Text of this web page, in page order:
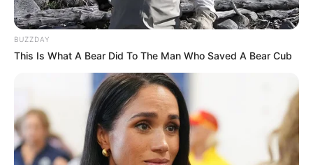
BUZZDAY
This Is What A Bear Did To The Man Who Saved A Bear Cub